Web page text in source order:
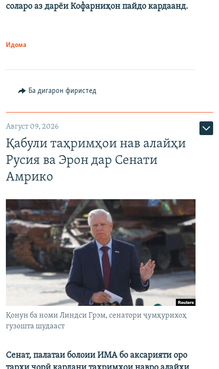
соларо аз дарёи Кофарниҳон пайдо кардаанд.
Идома
Ба дигарон фиристед
Август 09, 2026
Қабули таҳримҳои нав алайҳи
Русия ва Эрон дар Сенати
Амрико
Қонун ба номи Линдси Грэм, сенатори ҷумҳурихоҳ
гузошта шудааст
Сенат, палатаи болоии ИМА бо аксарияти оро